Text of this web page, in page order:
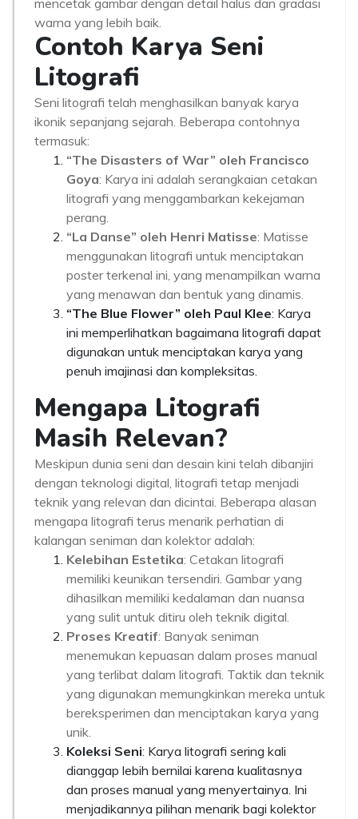
mencetak gambar dengan detail halus dan gradasi
warna yang lebih baik.
Contoh Karya Seni
Litografi
Seni litografi telah menghasilkan banyak karya
ikonik sepanjang sejarah. Beberapa contohnya
termasuk:
“The Disasters of War” oleh Francisco
Goya: Karya ini adalah serangkaian cetakan
litografi yang menggambarkan kekejaman
perang.
“La Danse” oleh Henri Matisse: Matisse
menggunakan litografi untuk menciptakan
poster terkenal ini, yang menampilkan warna
yang menawan dan bentuk yang dinamis.
“The Blue Flower” oleh Paul Klee: Karya
ini memperlihatkan bagaimana litografi dapat
digunakan untuk menciptakan karya yang
penuh imajinasi dan kompleksitas.
Mengapa Litografi
Masih Relevan?
Meskipun dunia seni dan desain kini telah dibanjiri
dengan teknologi digital, litografi tetap menjadi
teknik yang relevan dan dicintai. Beberapa alasan
mengapa litografi terus menarik perhatian di
kalangan seniman dan kolektor adalah:
Kelebihan Estetika: Cetakan litografi
memiliki keunikan tersendiri. Gambar yang
dihasilkan memiliki kedalaman dan nuansa
yang sulit untuk ditiru oleh teknik digital.
Proses Kreatif: Banyak seniman
menemukan kepuasan dalam proses manual
yang terlibat dalam litografi. Taktik dan teknik
yang digunakan memungkinkan mereka untuk
bereksperimen dan menciptakan karya yang
unik.
Koleksi Seni: Karya litografi sering kali
dianggap lebih bernilai karena kualitasnya
dan proses manual yang menyertainya. Ini
menjadikannya pilihan menarik bagi kolektor